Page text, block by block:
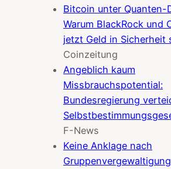
Bitcoin unter Quanten-
Warum BlackRock und
jetzt Geld in Sicherheit
Coinzeitung
Angeblich kaum
Missbrauchspotential:
Bundesregierung
F-News
Keine Anklage nach